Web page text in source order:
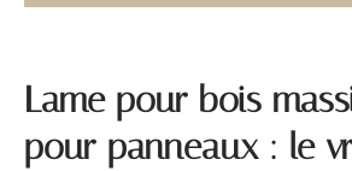
Lame pour bois
pour panneaux : le